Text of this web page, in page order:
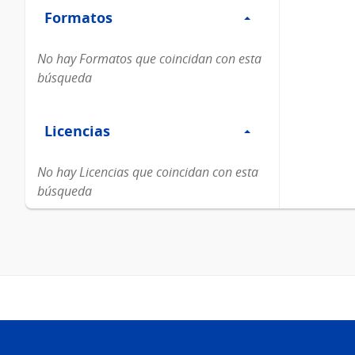
Formatos
Formatos
No hay Formatos que coincidan con esta
búsqueda
Licencias
Licencias
No hay Licencias que coincidan con esta
búsqueda